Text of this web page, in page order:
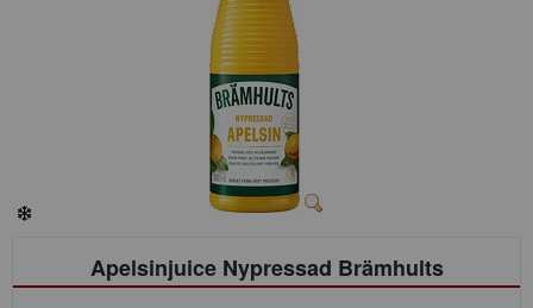
Apelsinjuice Nypressad Brämhults